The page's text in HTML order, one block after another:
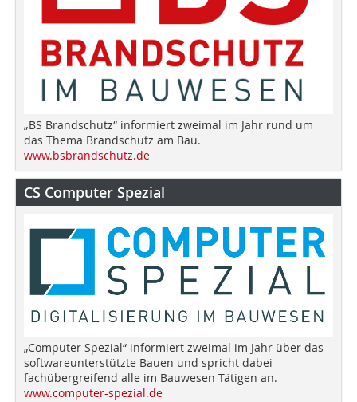
„BS Brandschutz“ informiert zweimal im Jahr rund um
das Thema Brandschutz am Bau.
www.bsbrandschutz.de
CS Computer Spezial
„Computer Spezial“ informiert zweimal im Jahr über das
softwareunterstützte Bauen und spricht dabei
fachübergreifend alle im Bauwesen Tätigen an.
www.computer-spezial.de